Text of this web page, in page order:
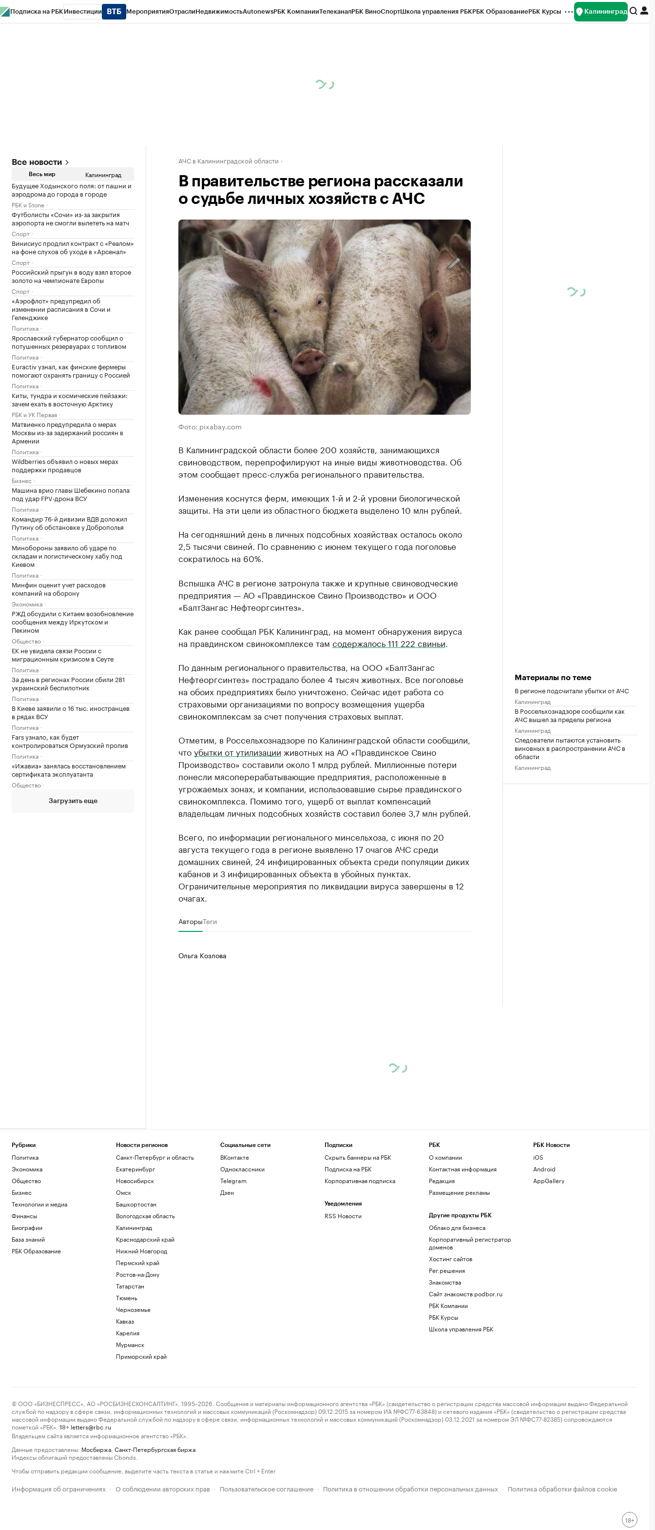
Подписка на РБК Инвестиции МероприятияОтраслиНедвижимостьAutonewsРБК КомпанииТелеканалРБК ВиноСпортШкола управления РБКРБК ОбразованиеРБК Курсы Калининград
Все новости
Весь мир Калининград
Будущее Ходынского поля: от пашни и
аэродрома до города в городе
РБК и Stone
Футболисты «Сочи» из-за закрытия
аэропорта не смогли вылететь на матч
Спорт
Винисиус продлил контракт с «Реалом»
на фоне слухов об уходе в «Арсенал»
Спорт
Российский прыгун в воду взял второе
золото на чемпионате Европы
Спорт
«Аэрофлот» предупредил об
изменении расписания в Сочи и
Геленджике
Политика
Ярославский губернатор сообщил о
потушенных резервуарах с топливом
Политика
Euractiv узнал, как финские фермеры
помогают охранять границу с Россией
Политика
Киты, тундра и космические пейзажи:
зачем ехать в восточную Арктику
РБК и УК Первая
Матвиенко предупредила о мерах
Москвы из-за задержаний россиян в
Армении
Политика
Wildberries объявил о новых мерах
поддержки продавцов
Бизнес
Машина врио главы Шебекино попала
под удар FPV‑дрона ВСУ
Политика
Командир 76-й дивизии ВДВ доложил
Путину об обстановке у Доброполья
Политика
Минобороны заявило об ударе по
складам и логистическому хабу под
Киевом
Политика
Минфин оценит учет расходов
компаний на оборону
Экономика
РЖД обсудили с Китаем возобновление
сообщения между Иркутском и
Пекином
Общество
ЕК не увидела связи России с
миграционным кризисом в Сеуте
Политика
За день в регионах России сбили 281
украинский беспилотник
Политика
В Киеве заявили о 16 тыс. иностранцев
в рядах ВСУ
Политика
Fars узнало, как будет
контролироваться Ормузский пролив
Политика
«Ижавиа» занялась восстановлением
сертификата эксплуатанта
Общество
Загрузить еще
АЧС в Калининградской области
В правительстве региона рассказали
о судьбе личных хозяйств с АЧС
Фото: pixabay.com
В Калининградской области более 200 хозяйств, занимающихся
свиноводством, перепрофилируют на иные виды животноводства. Об
этом сообщает пресс-служба регионального правительства.
Изменения коснутся ферм, имеющих 1-й и 2-й уровни биологической
защиты. На эти цели из областного бюджета выделено 10 млн рублей.
На сегодняшний день в личных подсобных хозяйствах осталось около
2,5 тысячи свиней. По сравнению с июнем текущего года поголовье
сократилось на 60%.
Вспышка АЧС в регионе затронула также и крупные свиноводческие
предприятия — АО «Правдинское Свино Производство» и ООО
«БалтЗангас Нефтеоргсинтез».
Как ранее сообщал РБК Калининград, на момент обнаружения вируса
на правдинском свинокомплексе там содержалось 111 222 свиньи
По данным регионального правительства, на ООО «БалтЗангас
Нефтеоргсинтез» пострадало более 4 тысяч животных. Все поголовье
на обоих предприятиях было уничтожено. Сейчас идет работа со
страховыми организациями по вопросу возмещения ущерба
свинокомплексам за счет получения страховых выплат.
Отметим, в Россельхознадзоре по Калининградской области сообщили,
чтоубытки от утилизации животных на АО «Правдинское Свино
Производство» составили около 1 млрд рублей. Миллионные потери
понесли мясоперерабатывающие предприятия, расположенные в
угрожаемых зонах, и компании, использовавшие сырье правдинского
свинокомплекса. Помимо того, ущерб от выплат компенсаций
владельцам личных подсобных хозяйств составил более 3,7 млн рублей.
Всего, по информации регионального минсельхоза, с июня по 20
августа текущего года в регионе выявлено 17 очагов АЧС среди
домашних свиней, 24 инфицированных объекта среди популяции диких
кабанов и 3 инфицированных объекта в убойных пунктах.
Ограничительные мероприятия по ликвидации вируса завершены в 12
очагах.
АвторыТеги
Ольга Козлова
Материалы по теме
В регионе подсчитали убытки от АЧС
Калининград
В Россельхознадзоре сообщили как
АЧС вышел за пределы региона
Калининград
Следователи пытаются установить
виновных в распространении АЧС в
области
Калининград
Рубрики
Политика
Экономика
Общество
Бизнес
Технологии и медиа
Финансы
Биографии
База знаний
РБК Образование
Новости регионов
Санкт-Петербург и область
Екатеринбург
Новосибирск
Омск
Башкортостан
Вологодская область
Калининград
Краснодарский край
Нижний Новгород
Пермский край
Ростов-на-Дону
Татарстан
Тюмень
Черноземье
Кавказ
Карелия
Мурманск
Приморский край
Социальные сети
ВКонтакте
Одноклассники
Telegram
Дзен
Подписки
Скрыть баннеры на РБК
Подписка на РБК
Корпоративная подписка
Уведомления
RSS Новости
РБК
О компании
Контактная информация
Редакция
Размещение рекламы
Другие продукты РБК
Облако для бизнеса
Корпоративный регистратор
доменов
Хостинг сайтов
Рег.решения
Знакомства
Сайт знакомств podbor.ru
РБК Компании
РБК Курсы
Школа управления РБК
РБК Новости
iOS
Android
AppGallery
© ООО «БИЗНЕСПРЕСС», АО «РОСБИЗНЕСКОНСАЛТИНГ», 1995–2026. Сообщения и материалы информационного агентства «РБК» (свидетельство о регистрации средства массовой информации выдано Федеральной
службой по надзору в сфере связи, информационных технологий и массовых коммуникаций (Роскомнадзор) 09.12.2015 за номером ИА №ФС77-63848) и сетевого издания «РБК» (свидетельство о регистрации средства
массовой информации выдано Федеральной службой по надзору в сфере связи, информационных технологий и массовых коммуникаций (Роскомнадзор) 03.12.2021 за номером ЭЛ №ФС77-82385) сопровождаются
пометкой «РБК».
18+ letters@rbc.ru
Владельцем сайта является информационное агентство «РБК».
Данные предоставлены: Мосбиржа Санкт-Петербургская биржа
Индексы облигаций предоставлены Cbonds.
Чтобы отправить редакции сообщение, выделите часть текста в статье и нажмите Ctrl + Enter
Информация об ограничениях · О соблюдении авторских прав · Пользовательское соглашение · Политика в отношении обработки персональных данных · Политика обработки файлов cookie
18+